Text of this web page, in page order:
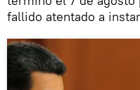
fallido atentado a